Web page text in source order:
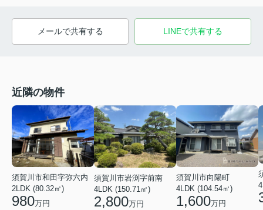
メールで共有する LINEで共有する
近隣の物件
須賀川市和田字弥六内
2LDK (80.32㎡)
980万円
須賀川市岩渕字前南
4LDK (150.71㎡)
2,800万円
須賀川市向陽町
4LDK (104.54㎡)
1,600万円